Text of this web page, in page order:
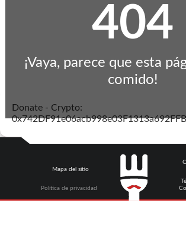
404
¡Vaya, parece que esta
comido!
Donate - Crypto:
Mapa del sitio
Política de privacidad